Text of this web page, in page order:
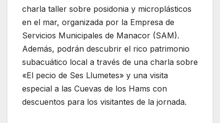
charla taller sobre posidonia y microplásticos
en el mar, organizada por la Empresa de
Servicios Municipales de Manacor (SAM).
Además, podrán descubrir el rico patrimonio
subacuático local a través de una charla sobre
«El pecio de Ses Llumetes» y una visita
especial a las Cuevas de los Hams con
descuentos para los visitantes de la jornada.